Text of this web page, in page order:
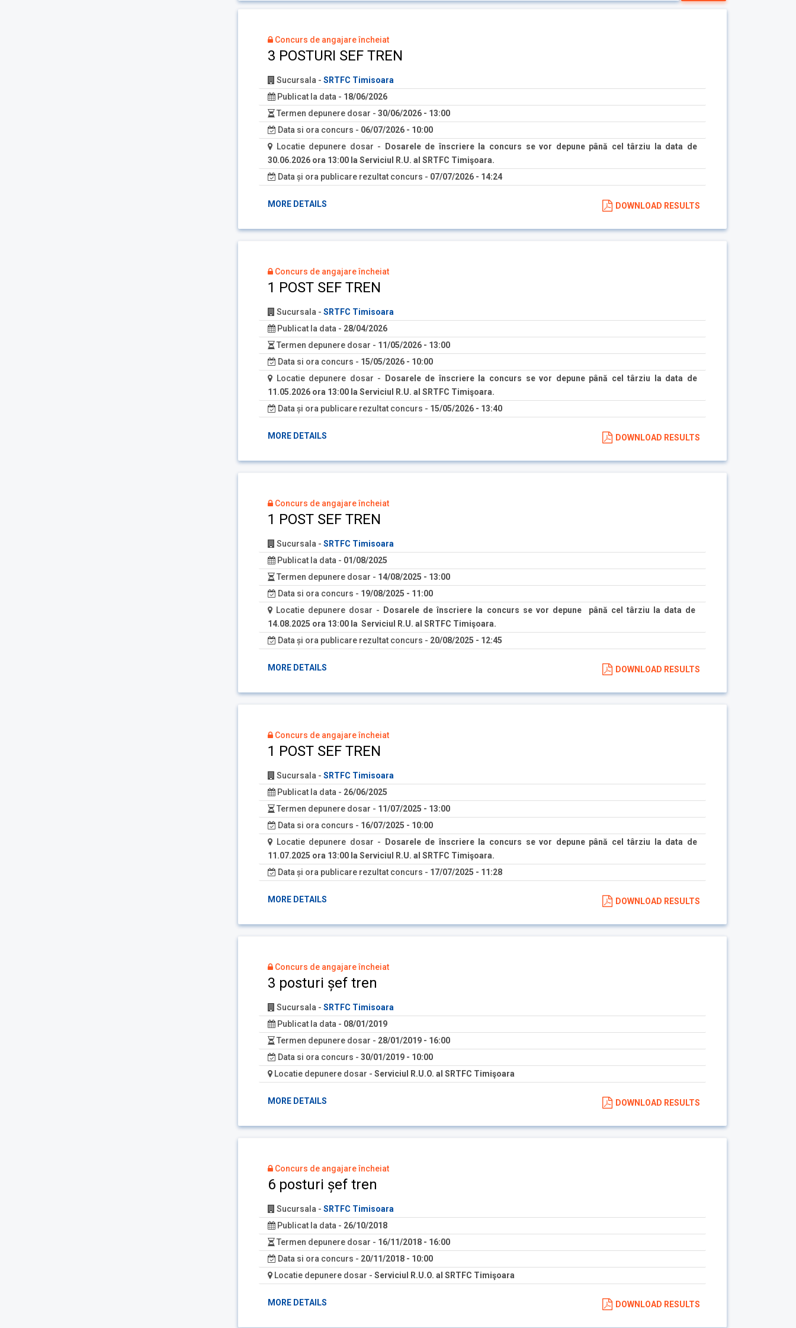
Concurs de angajare încheiat
3 POSTURI SEF TREN
Sucursala - SRTFC Timisoara
Publicat la data - 18/06/2026
Termen depunere dosar - 30/06/2026 - 13:00
Data si ora concurs - 06/07/2026 - 10:00
Locatie depunere dosar -
Dosarele de înscriere la concurs se vor depune până cel târziu la data de
30.06.2026 ora 13:00 la Serviciul R.U. al SRTFC Timişoara.
Data și ora publicare rezultat concurs - 07/07/2026 - 14:24
MORE DETAILS DOWNLOAD RESULTS
Concurs de angajare încheiat
1 POST SEF TREN
Sucursala - SRTFC Timisoara
Publicat la data - 28/04/2026
Termen depunere dosar - 11/05/2026 - 13:00
Data si ora concurs - 15/05/2026 - 10:00
Locatie depunere dosar -
Dosarele de înscriere la concurs se vor depune până cel târziu la data de
11.05.2026 ora 13:00 la Serviciul R.U. al SRTFC Timişoara.
Data și ora publicare rezultat concurs - 15/05/2026 - 13:40
MORE DETAILS DOWNLOAD RESULTS
Concurs de angajare încheiat
1 POST SEF TREN
Sucursala - SRTFC Timisoara
Publicat la data - 01/08/2025
Termen depunere dosar - 14/08/2025 - 13:00
Data si ora concurs - 19/08/2025 - 11:00
Locatie depunere dosar -
Dosarele de înscriere la concurs se vor depune până cel târziu la data de
14.08.2025 ora 13:00 la Serviciul R.U. al SRTFC Timişoara.
Data și ora publicare rezultat concurs - 20/08/2025 - 12:45
MORE DETAILS DOWNLOAD RESULTS
Concurs de angajare încheiat
1 POST SEF TREN
Sucursala - SRTFC Timisoara
Publicat la data - 26/06/2025
Termen depunere dosar - 11/07/2025 - 13:00
Data si ora concurs - 16/07/2025 - 10:00
Locatie depunere dosar -
Dosarele de înscriere la concurs se vor depune până cel târziu la data de
11.07.2025 ora 13:00 la Serviciul R.U. al SRTFC Timişoara.
Data și ora publicare rezultat concurs - 17/07/2025 - 11:28
MORE DETAILS DOWNLOAD RESULTS
Concurs de angajare încheiat
3 posturi șef tren
Sucursala - SRTFC Timisoara
Publicat la data - 08/01/2019
Termen depunere dosar - 28/01/2019 - 16:00
Data si ora concurs - 30/01/2019 - 10:00
Locatie depunere dosar - Serviciul R.U.O. al SRTFC Timişoara
MORE DETAILS DOWNLOAD RESULTS
Concurs de angajare încheiat
6 posturi șef tren
Sucursala - SRTFC Timisoara
Publicat la data - 26/10/2018
Termen depunere dosar - 16/11/2018 - 16:00
Data si ora concurs - 20/11/2018 - 10:00
Locatie depunere dosar - Serviciul R.U.O. al SRTFC Timişoara
MORE DETAILS DOWNLOAD RESULTS